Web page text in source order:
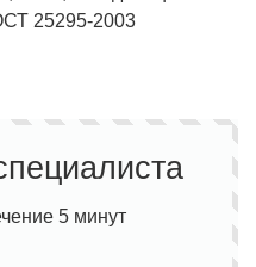
25295-2003
5 минут